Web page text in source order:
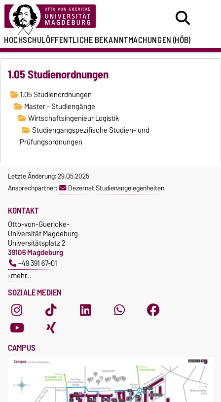
HOCHSCHULÖFFENTLICHEBEKANNTMACHUNGEN(HÖB)
1.05 Studienordnungen
1.05 Studienordnungen
Master - Studiengänge
Wirtschaftsingenieur Logistik
Studiengangspezifische Studien- und
Prüfungsordnungen
Letzte Änderung: 29.05.2025
Ansprechpartner:
Dezernat Studienangelegenheiten
SOZIALE MEDIEN
KONTAKT
Otto-von-Guericke-
Universität Magdeburg
Universitätsplatz 2
39106 Magdeburg
+49 391 67-01
mehr…
CAMPUS